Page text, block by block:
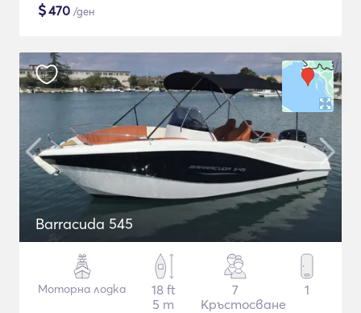
$470 /ден
Barracuda 545
Моторна лодка
18 ft
5 m
7
Кръстосване
1